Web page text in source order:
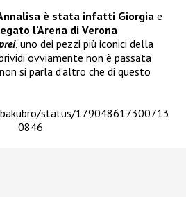
è stata infatti Giorgia e
l’Arena di Verona
, uno dei pezzi più iconici della
brividi ovviamente non è passata
si parla d’altro che di questo
status/179048617300713
0846